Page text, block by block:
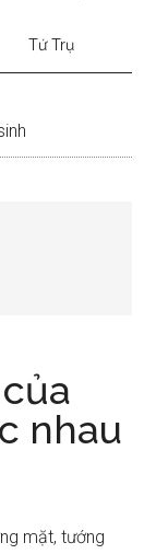
Tứ Trụ
nhau
mặt, tướng